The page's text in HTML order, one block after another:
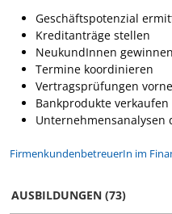
Geschäftspotenzial
Kreditanträge stellen
NeukundInnen gewinnen
Termine koordinieren
Vertragsprüfungen
Bankprodukte verkaufen
Unternehmensanalysen
FirmenkundenbetreuerIn im
AUSBILDUNGEN (73)